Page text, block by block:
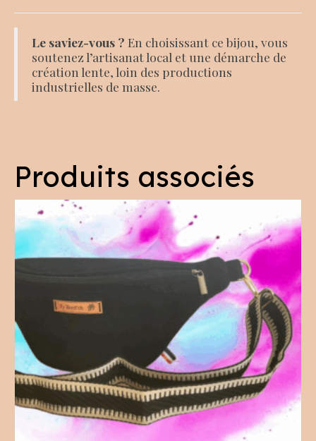
Le saviez-vous ? En choisissant ce bijou, vous
soutenez l’artisanat local et une démarche de
création lente, loin des productions
industrielles de masse.
Produits associés